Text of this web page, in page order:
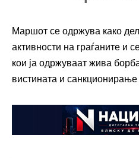
Маршот се одржува како
активности на граѓаните и
кои ја одржуваат жива
вистината и